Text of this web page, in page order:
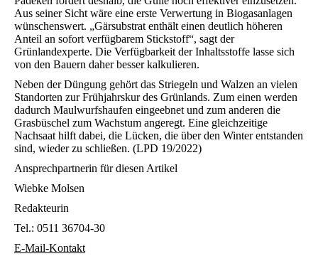
Aus seiner Sicht wäre eine erste Verwertung in Biogasanlagen
wünschenswert. „Gärsubstrat enthält einen deutlich höheren
Anteil an sofort verfügbarem Stickstoff“, sagt der
Grünlandexperte. Die Verfügbarkeit der Inhaltsstoffe lasse sich
von den Bauern daher besser kalkulieren.
Neben der Düngung gehört das Striegeln und Walzen an vielen
Standorten zur Frühjahrskur des Grünlands. Zum einen werden
dadurch Maulwurfshaufen eingeebnet und zum anderen die
Grasbüschel zum Wachstum angeregt. Eine gleichzeitige
Nachsaat hilft dabei, die Lücken, die über den Winter entstanden
sind, wieder zu schließen. (LPD 19/2022)
Ansprechpartnerin für diesen Artikel
Wiebke Molsen
Redakteurin
Tel.: 0511 36704-30
E-Mail-Kontakt